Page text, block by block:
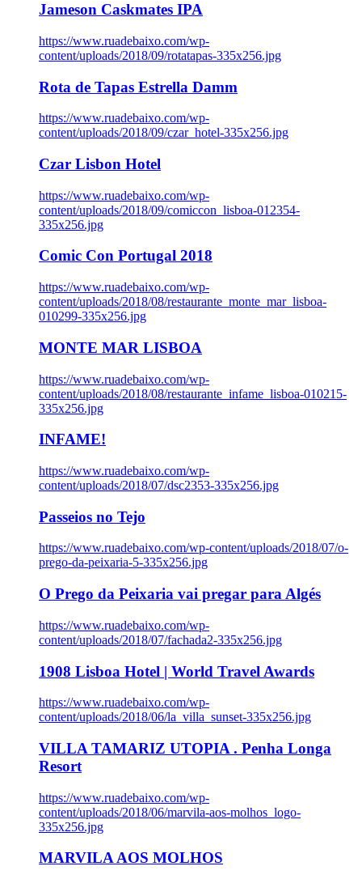
Jameson Caskmates IPA
https://www.ruadebaixo.com/wp-
content/uploads/2018/09/rotatapas-335x256.jpg
Rota de Tapas Estrella Damm
https://www.ruadebaixo.com/wp-
content/uploads/2018/09/czar_hotel-335x256.jpg
Czar Lisbon Hotel
https://www.ruadebaixo.com/wp-
content/uploads/2018/09/comiccon_lisboa-012354-
335x256.jpg
Comic Con Portugal 2018
https://www.ruadebaixo.com/wp-
content/uploads/2018/08/restaurante_monte_mar_lisboa-
010299-335x256.jpg
MONTE MAR LISBOA
https://www.ruadebaixo.com/wp-
content/uploads/2018/08/restaurante_infame_lisboa-010215-
335x256.jpg
INFAME!
https://www.ruadebaixo.com/wp-
content/uploads/2018/07/dsc2353-335x256.jpg
Passeios no Tejo
https://www.ruadebaixo.com/wp-content/uploads/2018/07/o-
prego-da-peixaria-5-335x256.jpg
O Prego da Peixaria vai pregar para Algés
https://www.ruadebaixo.com/wp-
content/uploads/2018/07/fachada2-335x256.jpg
1908 Lisboa Hotel | World Travel Awards
https://www.ruadebaixo.com/wp-
content/uploads/2018/06/la_villa_sunset-335x256.jpg
VILLA TAMARIZ UTOPIA . Penha Longa
Resort
https://www.ruadebaixo.com/wp-
content/uploads/2018/06/marvila-aos-molhos_logo-
335x256.jpg
MARVILA AOS MOLHOS